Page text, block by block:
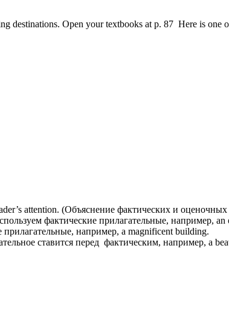
destinations. Open your textbooks at p. 87 Here is one
attention. (Объяснение фактических и
фактические прилагательные, например, an
например, a magnificent building.
ставится перед фактическим, например, a